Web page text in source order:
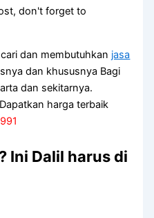
don't forget to
dan membutuhkan jasa
dan khususnya Bagi
dan sekitarnya.
harga terbaik
Ini Dalil harus di